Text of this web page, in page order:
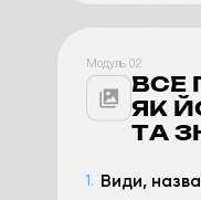
Модуль 02
ВСЕ
ЯК
ТА
1. Види,